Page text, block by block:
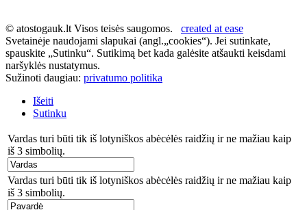
© atostogauk.lt Visos teisės saugomos. created at ease
Svetainėje naudojami slapukai (angl.„cookies“). Jei sutinkate,
spauskite „Sutinku“. Sutikimą bet kada galėsite atšaukti keisdami
naršyklės nustatymus.
Sužinoti daugiau: privatumo politika
Išeiti
Sutinku
Vardas turi būti tik iš lotyniškos abėcėlės raidžių ir ne mažiau kaip
iš 3 simbolių.
Vardas turi būti tik iš lotyniškos abėcėlės raidžių ir ne mažiau kaip
iš 3 simbolių.